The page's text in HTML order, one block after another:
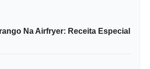
Na Airfryer: Receita Especial